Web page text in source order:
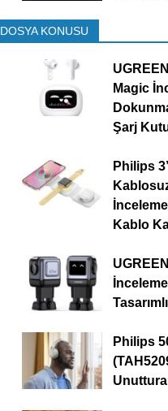
DOSYA KONUSU
Magic
Şarj
Philips
Kablo
Philips